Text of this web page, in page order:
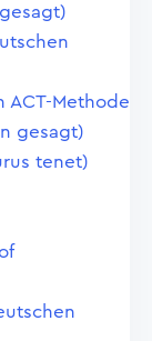
ACT-Methode
gesagt)
tenet)